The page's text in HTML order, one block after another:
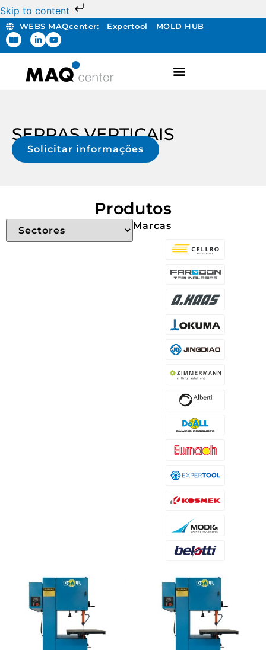
Skip to content
WEBS MAQcenter: Expertool MOLD HUB
SERRAS VERTICAIS
Solicitar informações
Produtos
Marcas